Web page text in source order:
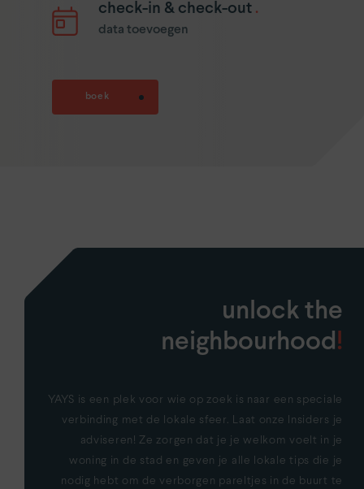
check-in & check-out .
data toevoegen
boek
unlock the
neighbourhood!
YAYS is een plek voor wie op zoek is naar een speciale
verbinding met de lokale sfeer. Laat onze Insiders je
adviseren! Ze zorgen dat je je welkom voelt in je
woning in de stad en geven je alle lokale tips die je
nodig hebt om de verborgen pareltjes in de buurt te